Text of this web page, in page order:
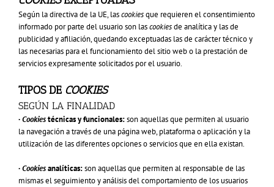
Según la directiva de la UE, lascookiesque requieren el consentimiento
informado por parte del usuario son lascookiesde analítica y las de
publicidad y afiliación, quedando exceptuadas las de carácter técnico y
las necesarias para el funcionamiento del sitio web o la prestación de
servicios expresamente solicitados por el usuario.
TIPOS DE COOKIES
SEGÚN LA FINALIDAD
·Cookiestécnicas y funcionales:son aquellas que permiten al usuario
la navegación a través de una página web, plataforma o aplicación y la
utilización de las diferentes opciones o servicios que en ella existan.
·Cookiesanalíticas:son aquellas que permiten al responsable de las
mismas el seguimiento y análisis del comportamiento de los usuarios